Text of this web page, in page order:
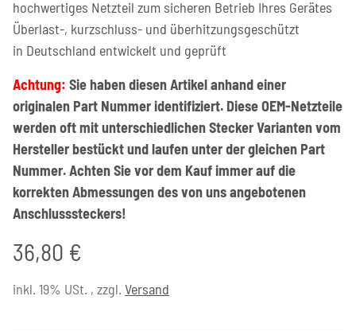
hochwertiges Netzteil zum sicheren Betrieb Ihres Gerätes
Überlast-, kurzschluss- und überhitzungsgeschützt
in Deutschland entwickelt und geprüft
Achtung: Sie haben diesen Artikel anhand einer
originalen Part Nummer identifiziert. Diese OEM-Netzteile
werden oft mit unterschiedlichen Stecker Varianten vom
Hersteller bestückt und laufen unter der gleichen Part
Nummer. Achten Sie vor dem Kauf immer auf die
korrekten Abmessungen des von uns angebotenen
Anschlusssteckers!
36,80 €
inkl. 19% USt. , zzgl. Versand